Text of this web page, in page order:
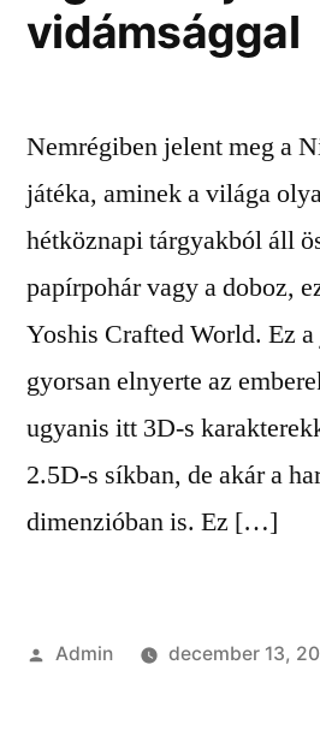
vidámsággal
Nemrégiben jelent meg a
játéka, aminek a világa
hétköznapi tárgyakból áll
papírpohár vagy a doboz,
Yoshis Crafted World. Ez
gyorsan elnyerte az
ugyanis itt 3D-s
2.5D-s síkban, de akár a
dimenzióban is. Ez […]
Szerző:
Admin december 13,